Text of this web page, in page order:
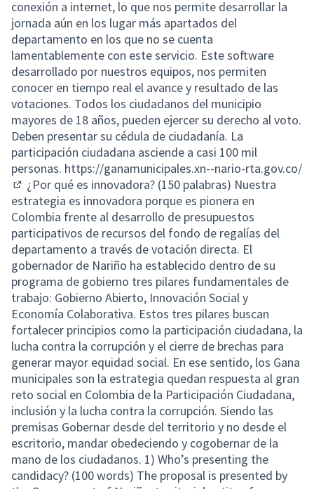
conexión a internet, lo que nos permite desarrollar la
jornada aún en los lugar más apartados del
departamento en los que no se cuenta
lamentablemente con este servicio. Este software
desarrollado por nuestros equipos, nos permiten
conocer en tiempo real el avance y resultado de las
votaciones. Todos los ciudadanos del municipio
mayores de 18 años, pueden ejercer su derecho al voto.
Deben presentar su cédula de ciudadanía. La
participación ciudadana asciende a casi 100 mil
personas. https://ganamunicipales.xn--nario-rta.gov.co/
(External link)
¿Por qué es innovadora? (150 palabras) Nuestra
estrategia es innovadora porque es pionera en
Colombia frente al desarrollo de presupuestos
participativos de recursos del fondo de regalías del
departamento a través de votación directa. El
gobernador de Nariño ha establecido dentro de su
programa de gobierno tres pilares fundamentales de
trabajo: Gobierno Abierto, Innovación Social y
Economía Colaborativa. Estos tres pilares buscan
fortalecer principios como la participación ciudadana, la
lucha contra la corrupción y el cierre de brechas para
generar mayor equidad social. En ese sentido, los Gana
municipales son la estrategia quedan respuesta al gran
reto social en Colombia de la Participación Ciudadana,
inclusión y la lucha contra la corrupción. Siendo las
premisas Gobernar desde del territorio y no desde el
escritorio, mandar obedeciendo y cogobernar de la
mano de los ciudadanos. 1) Who’s presenting the
candidacy? (100 words) The proposal is presented by